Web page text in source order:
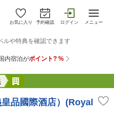
お気に入り 予約確認 ログイン メニュー
品國際酒店）(Royal